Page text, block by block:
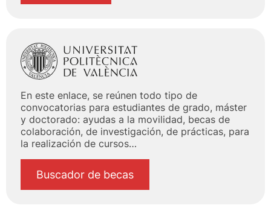
En este enlace, se reúnen todo tipo de
convocatorias para estudiantes de grado, máster
y doctorado: ayudas a la movilidad, becas de
colaboración, de investigación, de prácticas, para
la realización de cursos…
Buscador de becas